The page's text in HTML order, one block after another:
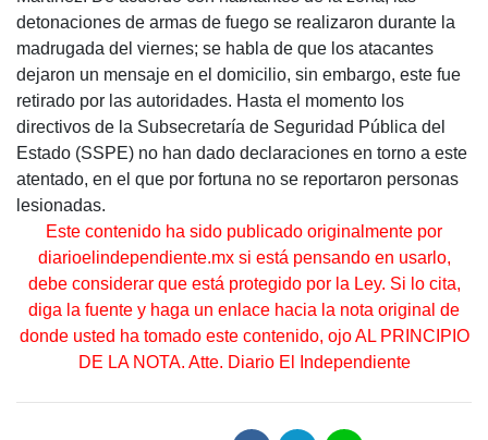
detonaciones de armas de fuego se realizaron durante la
madrugada del viernes; se habla de que los atacantes
dejaron un mensaje en el domicilio, sin embargo, este fue
retirado por las autoridades. Hasta el momento los
directivos de la Subsecretaría de Seguridad Pública del
Estado (SSPE) no han dado declaraciones en torno a este
atentado, en el que por fortuna no se reportaron personas
lesionadas.
Este contenido ha sido publicado originalmente por
diarioelindependiente.mx si está pensando en usarlo,
debe considerar que está protegido por la Ley. Si lo cita,
diga la fuente y haga un enlace hacia la nota original de
donde usted ha tomado este contenido, ojo AL PRINCIPIO
DE LA NOTA. Atte. Diario El Independiente